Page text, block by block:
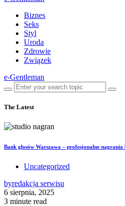
Biznes
Seks
Styl
Uroda
Zdrowie
Związek
e-Gentleman
The Latest
Bank głosów Warszawa – profesjonalne
Uncategorized
byredakcja serwisu
6 sierpnia, 2025
3 minute read